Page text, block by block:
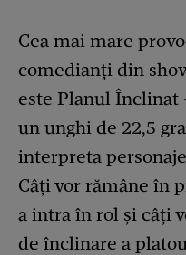
Cea mai mare
comedianți din
este Planul Înclinat
un unghi de 22,5
interpreta
Câți vor rămâne în
a intra în rol și câți
de înclinare a